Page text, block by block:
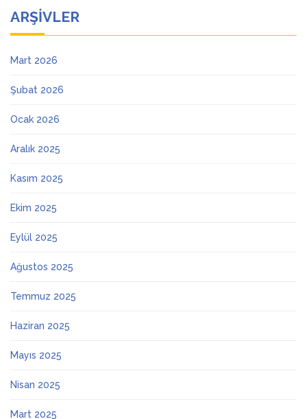
ARŞIVLER
Mart 2026
Şubat 2026
Ocak 2026
Aralık 2025
Kasım 2025
Ekim 2025
Eylül 2025
Ağustos 2025
Temmuz 2025
Haziran 2025
Mayıs 2025
Nisan 2025
Mart 2025